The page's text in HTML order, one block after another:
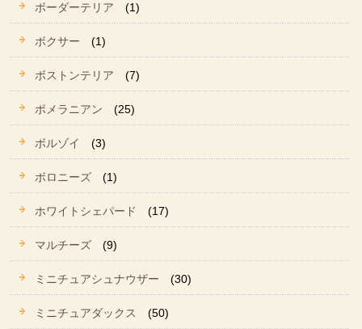
ボーダーテリア (1)
ボクサー (1)
ボストンテリア (7)
ポメラニアン (25)
ボルゾイ (3)
ボロニーズ (1)
ホワイトシェパード (17)
マルチーズ (9)
ミニチュアシュナウザー (30)
ミニチュアダックス (50)